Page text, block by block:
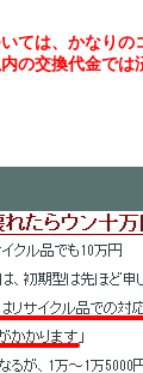
ては、かなり
の交換代金では